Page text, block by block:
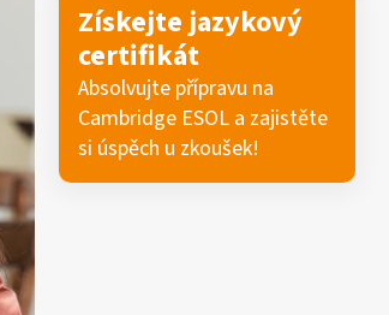
Získejte jazykový
certifikát
Absolvujte přípravu na
Cambridge ESOL a zajistěte
si úspěch u zkoušek!